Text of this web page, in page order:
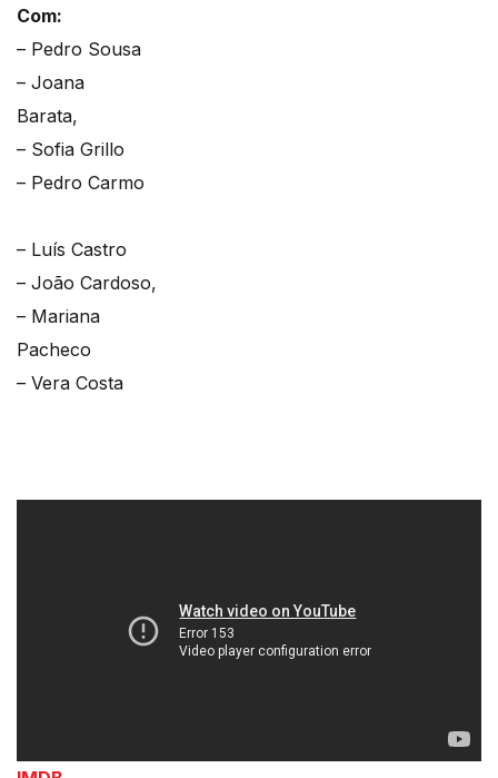
Com:
– Pedro Sousa
– Joana
Barata,
– Sofia Grillo
– Pedro Carmo
– Luís Castro
– João Cardoso,
– Mariana
Pacheco
– Vera Costa